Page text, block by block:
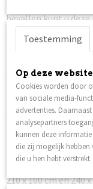
bevallen kunt u
gestort worden.
Prijs is incl.
een nieuw schilderij
Verzenden naar
verzendkosten voor
aanvraag).
De schilderijen
bestelling en zijn
210 x 100 cm en 240
Toestemming
Op deze
Cookies worden door
van sociale media-
advertenties.
analysepartners
kunnen deze
die zij mogelijk
die u hen hebt verstrekt.